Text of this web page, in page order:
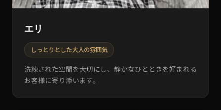
エリ
しっとりとした大人の雰囲気
洗練された空間を大切にし、静かなひとときを好まれる
お客様に寄り添います。